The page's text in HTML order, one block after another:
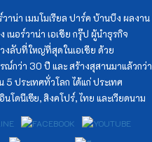
วาน่า เมมโมเรียล ปาร์ค บ้านบึง ผลงาน
เนอร์วาน่า เอเชีย กรุ๊ป ผู้นำธุรกิจ
งลับที่ใหญ่ที่สุดในเอเชีย ด้วย
ณ์กว่า 30 ปี และ สร้างสุสานมาแล้วกว่า
5 ประเทศทั่วโลก ได้แก่ ประเทศ
นโดนีเซีย, สิงคโปร์, ไทย และเวียดนาม